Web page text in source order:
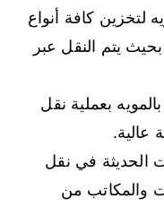
لتخزين كافة أنواع
يتم النقل عبر
بعملية نقل
عالية.
الحديثة في نقل
والمكاتب من